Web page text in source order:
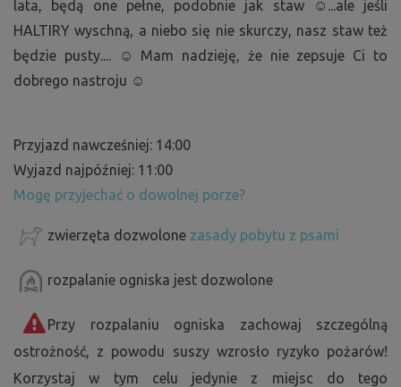
lata, będą one pełne, podobnie jak staw ☺...ale jeśli
HALTIRY wyschną, a niebo się nie skurczy, nasz staw też
będzie pusty.... ☺ Mam nadzieję, że nie zepsuje Ci to
dobrego nastroju ☺
Przyjazd nawcześniej: 14:00
Wyjazd najpóźniej: 11:00
Mogę przyjechać o dowolnej porze?
zwierzęta dozwolone zasady pobytu z psami
rozpalanie ogniska jest dozwolone
Przy rozpalaniu ogniska zachowaj szczególną
ostrożność, z powodu suszy wzrosło ryzyko pożarów!
Korzystaj w tym celu jedynie z miejsc do tego